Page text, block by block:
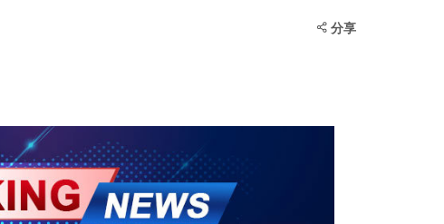
分享